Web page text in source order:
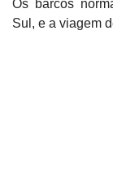
Os barcos
Sul, e a viagem